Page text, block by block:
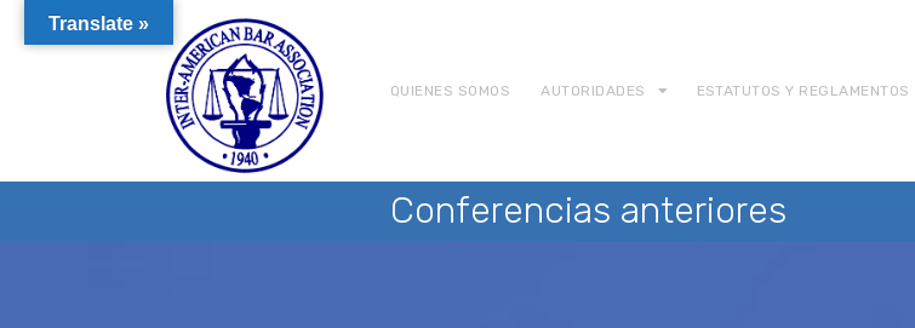
QUIENES SOMOS AUTORIDADES ESTATUTOS Y REGLAMENTOS
Conferencias anteriores
Translate »